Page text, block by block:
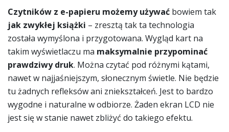
Czytników z e-papieru możemy używać bowiem tak
jak zwykłej książki – zresztą tak ta technologia
została wymyślona i przygotowana. Wygląd kart na
takim wyświetlaczu ma maksymalnie przypominać
prawdziwy druk. Można czytać pod różnymi kątami,
nawet w najjaśniejszym, słonecznym świetle. Nie będzie
tu żadnych refleksów ani zniekształceń. Jest to bardzo
wygodne i naturalne w odbiorze. Żaden ekran LCD nie
jest się w stanie nawet zbliżyć do takiego efektu.